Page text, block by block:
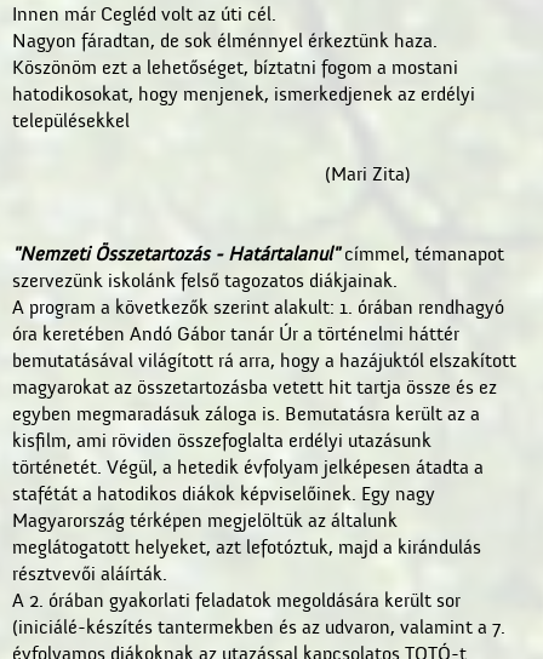
Innen már Cegléd volt az úti cél.
Nagyon fáradtan, de sok élménnyel érkeztünk haza.
Köszönöm ezt a lehetőséget, bíztatni fogom a mostani
hatodikosokat, hogy menjenek, ismerkedjenek az erdélyi
településekkel
(Mari Zita)
"Nemzeti Összetartozás - Határtalanul"címmel, témanapot
szervezünk iskolánk felső tagozatos diákjainak.
A program a következők szerint alakult: 1. órában rendhagyó
óra keretében Andó Gábor tanár Úr a történelmi háttér
bemutatásával világított rá arra, hogy a hazájuktól elszakított
magyarokat az összetartozásba vetett hit tartja össze és ez
egyben megmaradásuk záloga is. Bemutatásra került az a
kisfilm, ami röviden összefoglalta erdélyi utazásunk
történetét. Végül, a hetedik évfolyam jelképesen átadta a
stafétát a hatodikos diákok képviselőinek. Egy nagy
Magyarország térképen megjelöltük az általunk
meglátogatott helyeket, azt lefotóztuk, majd a kirándulás
résztvevői aláírták.
A 2. órában gyakorlati feladatok megoldására került sor
(iniciálé-készítés tantermekben és az udvaron, valamint a 7.
évfolyamos diákoknak az utazással kapcsolatos TOTÓ-t